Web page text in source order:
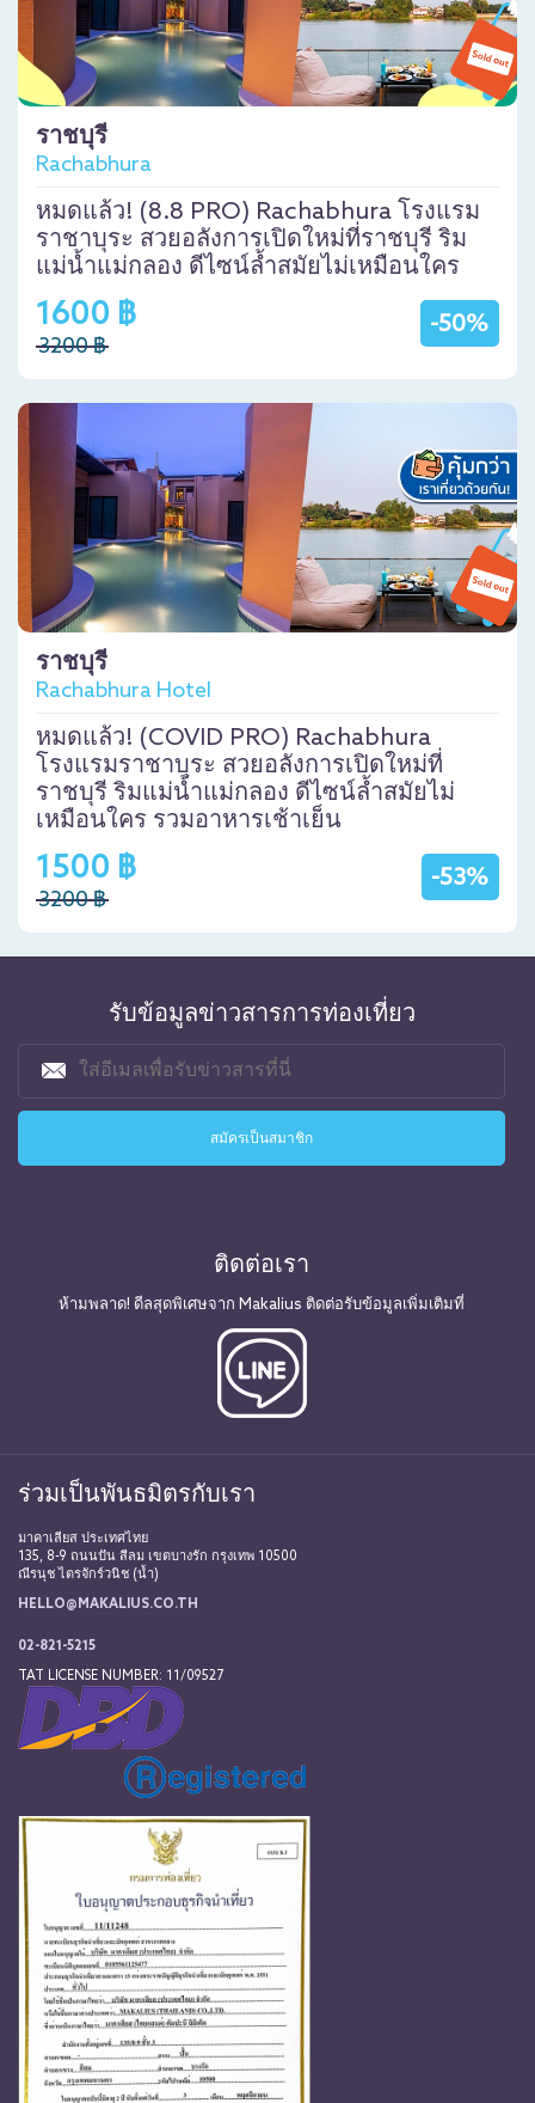
ราชบุรี
Rachabhura
หมดแล้ว! (8.8 PRO) Rachabhura โรงแรม
ราชาบุระ สวยอลังการเปิดใหม่ที่ราชบุรี ริม
แม่น้ำแม่กลอง ดีไซน์ล้ำสมัยไม่เหมือนใคร
-50%
1600 ฿
3200 ฿
ราชบุรี
Rachabhura Hotel
หมดแล้ว! (COVID PRO) Rachabhura
โรงแรมราชาบุระ สวยอลังการเปิดใหม่ที่
ราชบุรี ริมแม่น้ำแม่กลอง ดีไซน์ล้ำสมัยไม่
เหมือนใคร รวมอาหารเช้าเย็น
-53%
1500 ฿
3200 ฿
รับข้อมูลข่าวสารการท่องเที่ยว
ติดต่อเรา
ห้ามพลาด! ดีลสุดพิเศษจาก Makalius ติดต่อรับข้อมูลเพิ่มเติมที่
ร่วมเป็นพันธมิตรกับเรา
มาคาเลียส ประเทศไทย
135, 8-9 ถนนปัน สีลม เขตบางรัก กรุงเทพ 10500
ณีรนุช ไตรจักร์วนิช (น้ำ)
HELLO@MAKALIUS.CO.TH
02-821-5215
TAT LICENSE NUMBER: 11/09527